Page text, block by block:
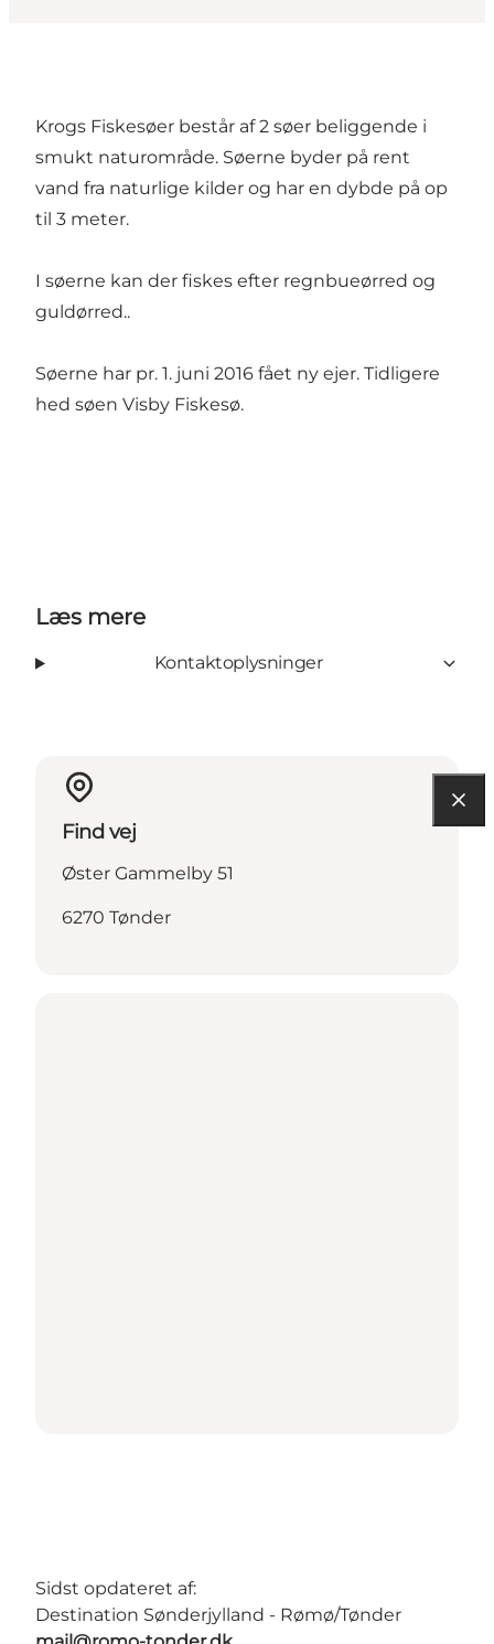
Krogs Fiskesøer består af 2 søer beliggende i
smukt naturområde. Søerne byder på rent
vand fra naturlige kilder og har en dybde på op
til 3 meter.
I søerne kan der fiskes efter regnbueørred og
guldørred..
Søerne har pr. 1. juni 2016 fået ny ejer. Tidligere
hed søen Visby Fiskesø.
Læs mere
Kontaktoplysninger
Find vej
Øster Gammelby 51
6270 Tønder
Sidst opdateret af:
Destination Sønderjylland - Rømø/Tønder